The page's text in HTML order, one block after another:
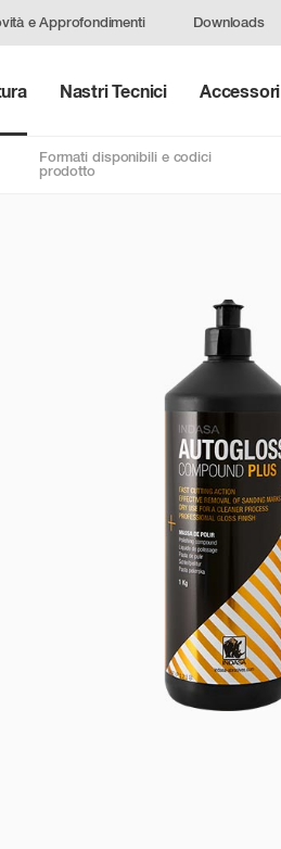
e Approfondimenti Downloads
Nastri Tecnici Accessori
Formati disponibili e codici
prodotto